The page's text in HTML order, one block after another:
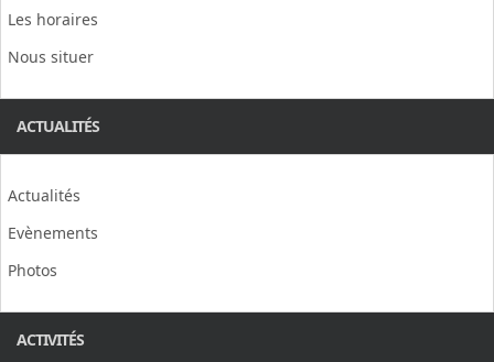
Les horaires
Nous situer
ACTUALITÉS
Actualités
Evènements
Photos
ACTIVITÉS